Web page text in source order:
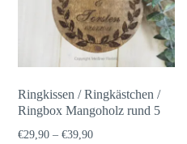
Die
Optionen
können
Ringkissen / Ringkästchen /
Ringbox Mangoholz rund 5
€29,90 –€39,90